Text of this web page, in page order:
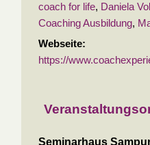
coach for life, Daniela
Coaching Ausbildung,
Webseite:
https://
Seminarhaus